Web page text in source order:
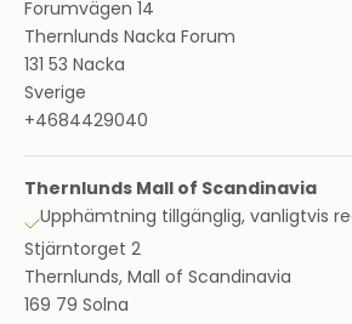
Forumvägen 14
Thernlunds Nacka Forum
131 53 Nacka
Sverige
+4684429040
Thernlunds Mall of Scandinavia
Upphämtning tillgänglig, vanligtvis
Stjärntorget 2
Thernlunds, Mall of Scandinavia
169 79 Solna